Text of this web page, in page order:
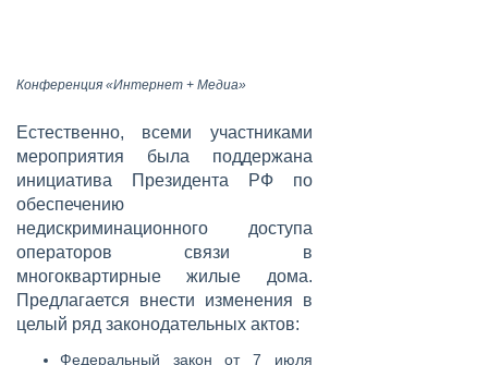
Конференция «Интернет + Медиа»
Естественно, всеми участниками
мероприятия была поддержана
инициатива Президента РФ по
обеспечению
недискриминационного доступа
операторов связи в
многоквартирные жилые дома.
Предлагается внести изменения в
целый ряд законодательных актов:
Федеральный закон от 7 июля